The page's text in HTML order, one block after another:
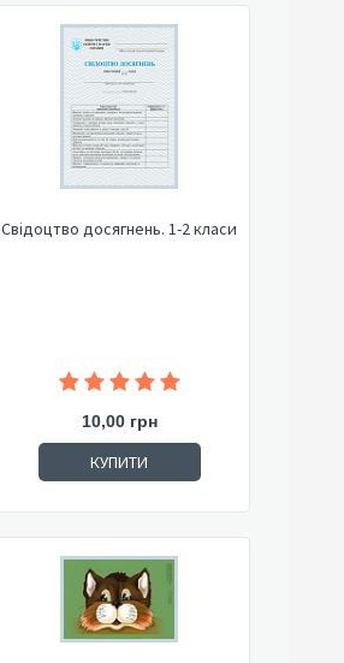
Свідоцтво досягнень. 1-2 класи
10,00 грн
КУПИТИ